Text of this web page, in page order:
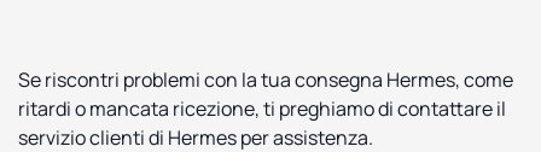
Se riscontri problemi con la tua consegna Hermes, come
ritardi o mancata ricezione, ti preghiamo di contattare il
servizio clienti di Hermes per assistenza.